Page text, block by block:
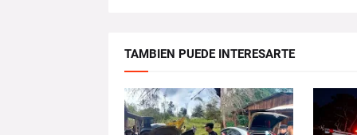
TAMBIEN PUEDE INTERESARTE